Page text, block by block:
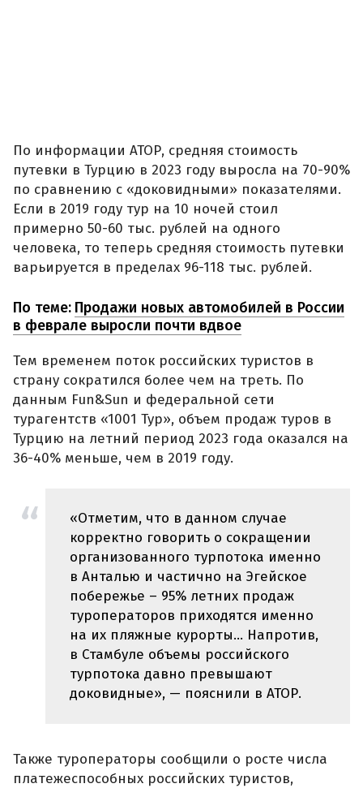
По информации АТОР, средняя стоимость
путевки в Турцию в 2023 году выросла на 70-90%
по сравнению с «доковидными» показателями.
Если в 2019 году тур на 10 ночей стоил
примерно 50-60 тыс. рублей на одного
человека, то теперь средняя стоимость путевки
варьируется в пределах 96-118 тыс. рублей.
По теме: Продажи новых автомобилей в России
в феврале выросли почти вдвое
Тем временем поток российских туристов в
страну сократился более чем на треть. По
данным Fun&Sun и федеральной сети
турагентств «1001 Тур», объем продаж туров в
Турцию на летний период 2023 года оказался на
36-40% меньше, чем в 2019 году.
«Отметим, что в данном случае
корректно говорить о сокращении
организованного турпотока именно
в Анталью и частично на Эгейское
побережье – 95% летних продаж
туроператоров приходятся именно
на их пляжные курорты… Напротив,
в Стамбуле объемы российского
турпотока давно превышают
доковидные», — пояснили в АТОР.
Также туроператоры сообщили о росте числа
платежеспособных российских туристов,